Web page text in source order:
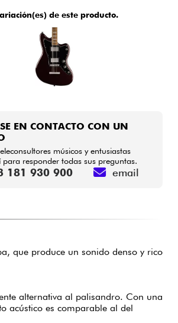
de este producto.
EN CONTACTO CON UN
músicos y entusiastas
para responder todas sus preguntas.
181 930 900 email
que produce un sonido denso y rico
alternativa al palisandro. Con una
acústico es comparable al del